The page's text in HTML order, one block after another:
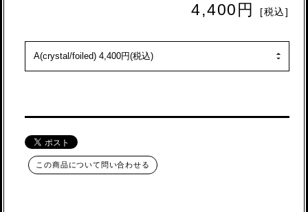
4,400円 [税込]
この商品について問い合わせる